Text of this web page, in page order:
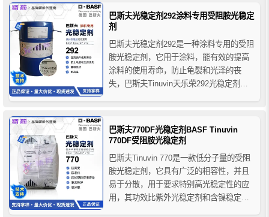
稳定性，尤其是纤维和薄膜制品，在厚截
面的制品中，它很适用于聚乙烯产品，作
巴斯夫光稳定剂292涂料专用受阻胺光稳定
剂
巴斯夫光稳定剂292是一种涂料专用的受阻
胺光稳定剂，它用于涂料，能有效的提高
涂料的使用寿命，防止龟裂和光泽的丧
失，巴斯夫Tinuvin天乐荣292光稳定剂具
各种涂料系统具有出色的兼容性。
巴斯夫770DF光稳定剂BASF Tinuvin
770DF受阻胺光稳定剂
巴斯夫Tinuvin 770是一款低分子量的受阻
胺光稳定剂，它具有广泛的相容性，并且
易于分散，用于要求特别高光稳定性的应
用，其功效比紫外光稳定剂和含镍稳定剂